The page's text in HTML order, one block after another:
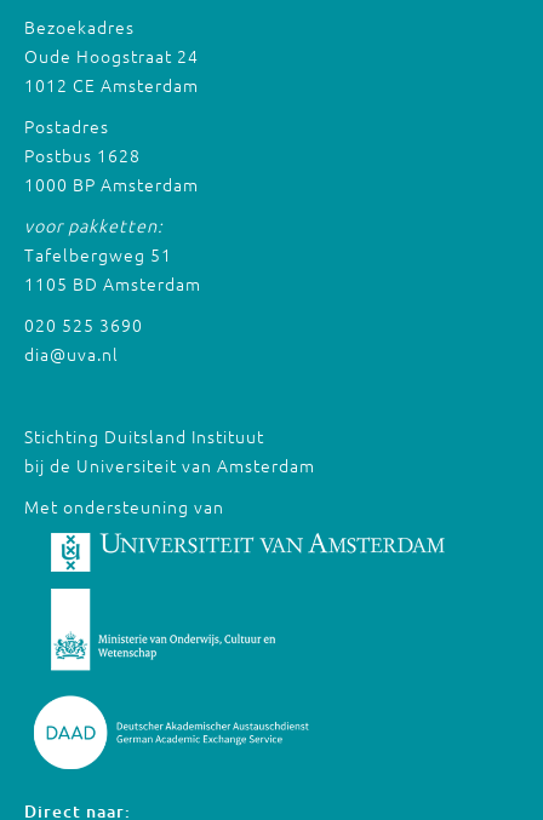
Bezoekadres
Oude Hoogstraat 24
1012 CE Amsterdam
Postadres
Postbus 1628
1000 BP Amsterdam
voor pakketten:
Tafelbergweg 51
1105 BD Amsterdam
020 525 3690
dia@uva.nl
Stichting Duitsland Instituut
bij de Universiteit van Amsterdam
Met ondersteuning van
Direct naar: